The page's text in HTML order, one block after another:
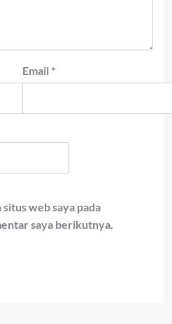
Email *
situs web saya pada
saya berikutnya.